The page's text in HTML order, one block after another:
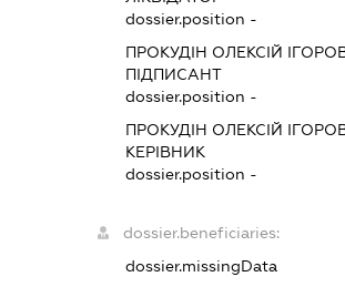
dossier.position -
ПРОКУДІН ОЛЕКСІЙ
ПІДПИСАНТ
dossier.position -
ПРОКУДІН ОЛЕКСІЙ
КЕРІВНИК
dossier.position -
dossier.beneficiaries:
dossier.missingData